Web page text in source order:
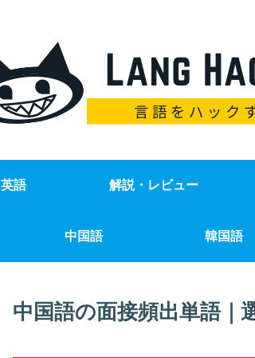
英語 解説・レビュー
中国語 韓国語
中国語の面接頻出単語｜